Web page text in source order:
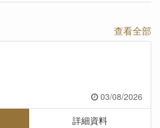
查看全部
03/08/2026
詳細資料